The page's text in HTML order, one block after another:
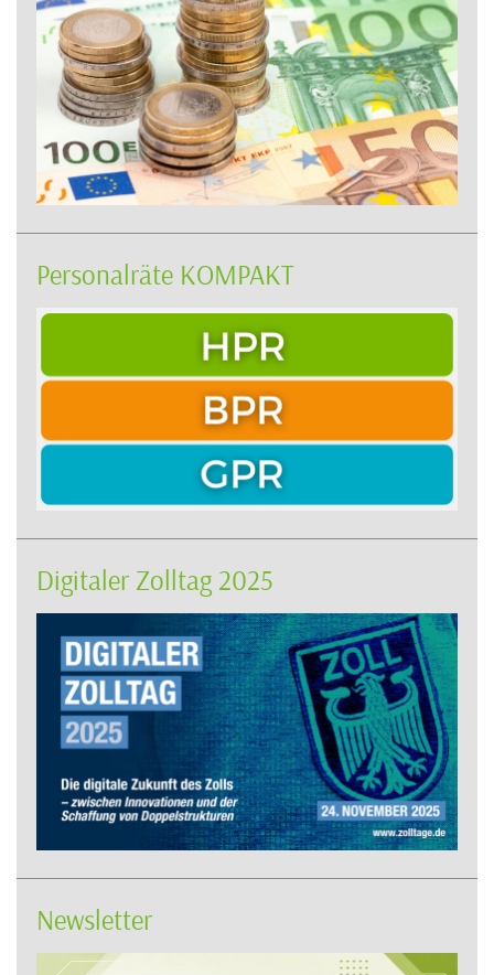
Personalräte KOMPAKT
Digitaler Zolltag 2025
Newsletter